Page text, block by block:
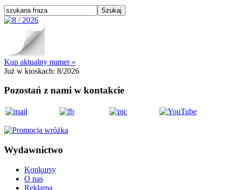
Kup aktualny numer »
Już w kioskach: 8/2026
Pozostań z nami w kontakcie
Wydawnictwo
Konkursy
O nas
Reklama